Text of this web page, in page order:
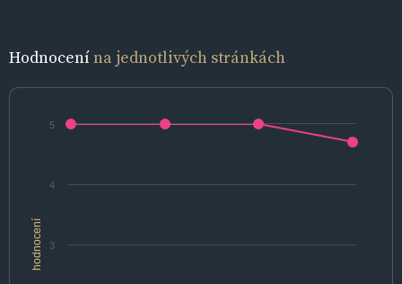
Hodnocenína jednotlivých stránkách
hodnocení 3
4
5